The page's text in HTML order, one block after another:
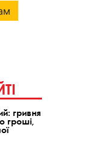
гривня
гроші,